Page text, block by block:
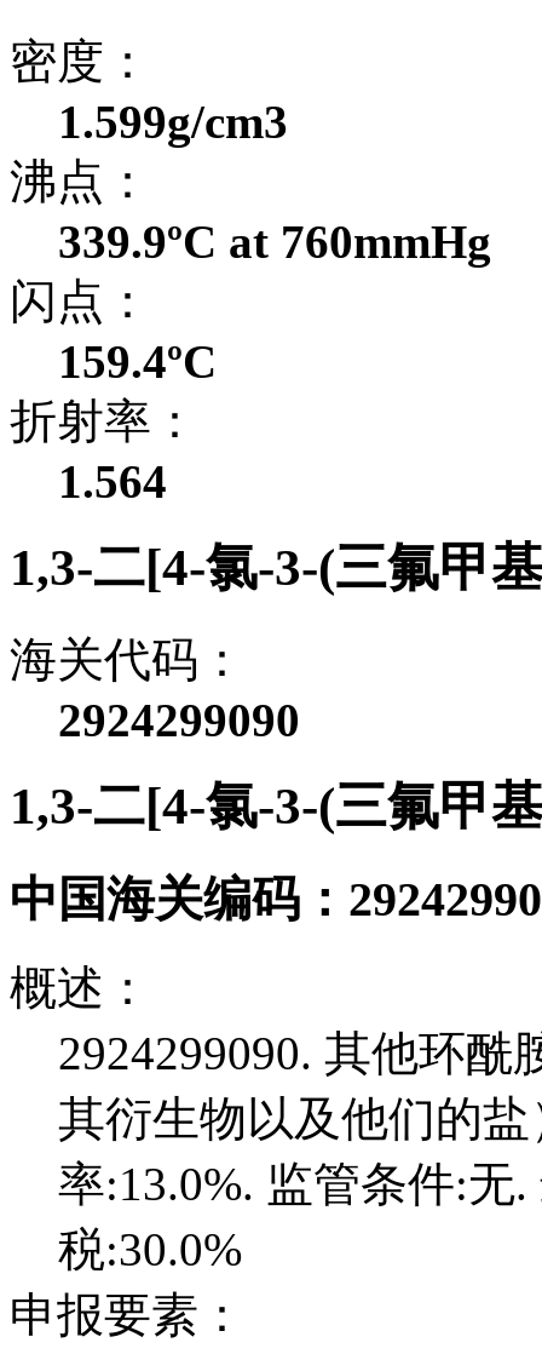
密度：
1.599g/cm3
沸点：
339.9ºC at 760mmHg
闪点：
159.4ºC
折射率：
1.564
1,3-二[4-氯-3-(三氟甲
海关代码：
2924299090
1,3-二[4-氯-3-(三氟甲
中国海关编码：
概述：
2924299090. 其他环
其衍生物以及他们的
率:13.0%. 监管条件:无
税:30.0%
申报要素：